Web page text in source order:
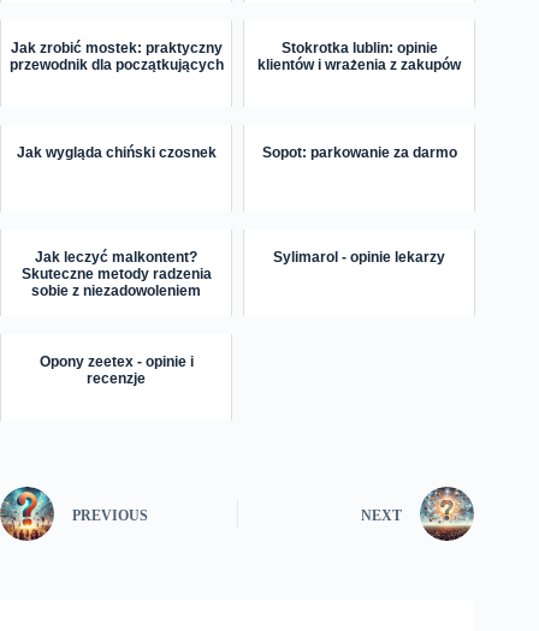
Jak zrobić mostek: praktyczny
przewodnik dla początkujących
Stokrotka lublin: opinie
klientów i wrażenia z zakupów
Jak wygląda chiński czosnek Sopot: parkowanie za darmo
Jak leczyć malkontent?
Skuteczne metody radzenia
sobie z niezadowoleniem
Sylimarol - opinie lekarzy
Opony zeetex - opinie i
recenzje
PREVIOUS NEXT